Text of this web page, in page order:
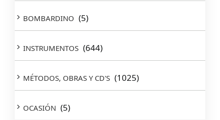
BOMBARDINO (5)
INSTRUMENTOS (644)
MÉTODOS, OBRAS Y CD'S (1025)
OCASIÓN (5)